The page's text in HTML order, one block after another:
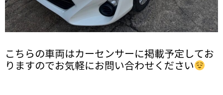
こちらの車両はカーセンサーに掲載予定してお
りますのでお気軽にお問い合わせください